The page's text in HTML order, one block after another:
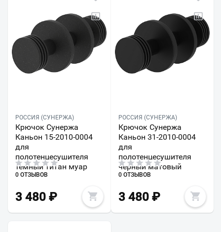
РОССИЯ (СУНЕРЖА)
Крючок Сунержа
Каньон 15-2010-0004
для
полотенцесушителя
темный титан муар
0 ОТЗЫВОВ
3 480 ₽
РОССИЯ (СУНЕРЖА)
Крючок Сунержа
Каньон 31-2010-0004
для
полотенцесушителя
черный матовый
0 ОТЗЫВОВ
3 480₽